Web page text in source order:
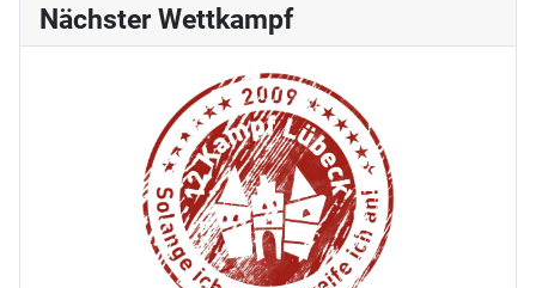
Nächster Wettkampf